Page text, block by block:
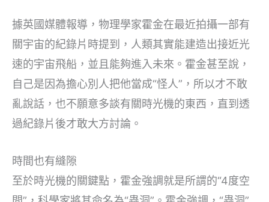
據英國媒體報導，物理學家霍金在最近拍攝一部有
關宇宙的紀錄片時提到，人類其實能建造出接近光
速的宇宙飛船，並且能夠進入未來。霍金甚至說，
自己是因為擔心別人把他當成“怪人”，所以才不敢
亂說話，也不願意多談有關時光機的東西，直到透
過紀錄片後才敢大方討論。
時間也有縫隙
至於時光機的關鍵點，霍金強調就是所謂的“4度空